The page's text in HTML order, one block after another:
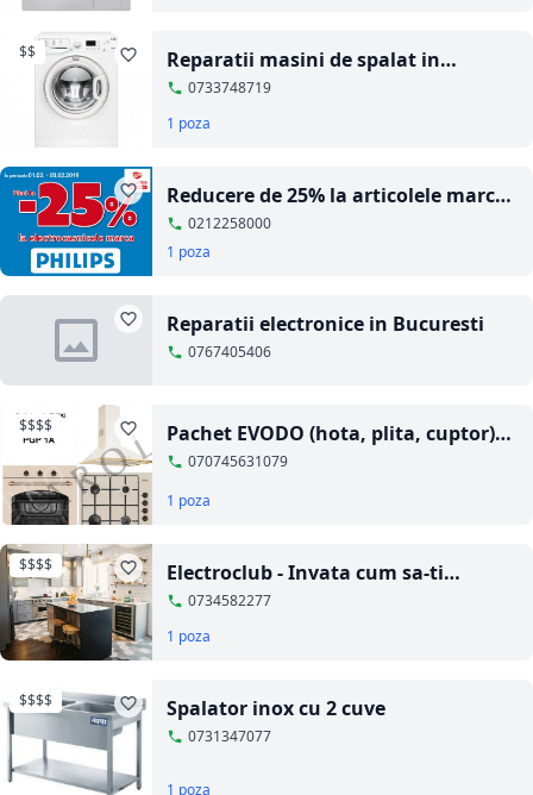
$$
Reparatii masini de spalat in
Bucuresti
0733748719
1 poza
Reducere de 25% la articolele marca
Philips
0212258000
1 poza
Reparatii electronice in Bucuresti
0767405406
$$$$
Pachet EVODO (hota, plita, cuptor)
electrocasnice rustice crem + bej
rustic
070745631079
1 poza
$$$$
Electroclub - Invata cum sa-ti
cumperi aparatura electrocasnica
0734582277
1 poza
$$$$ Spalator inox cu 2 cuve
0731347077
1 poza